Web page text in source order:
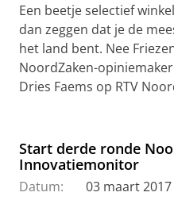
Een beetje selectief
dan zeggen dat je de
het land bent. Nee
NoordZaken-
Dries Faems op RTV
Start derde ronde
Innovatiemonitor
Datum:
03 maart 2017